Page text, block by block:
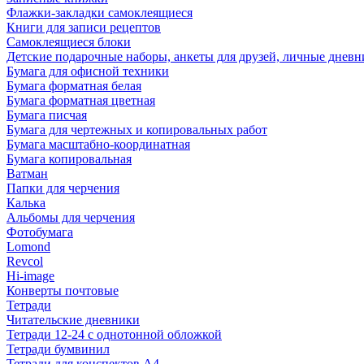
Флажки-закладки самоклеящиеся
Книги для записи рецептов
Самоклеящиеся блоки
Детские подарочные наборы, анкеты для друзей, личные
Бумага для офисной техники
Бумага форматная белая
Бумага форматная цветная
Бумага писчая
Бумага для чертежных и копировальных работ
Бумага масштабно-координатная
Бумага копировальная
Ватман
Папки для черчения
Калька
Альбомы для черчения
Фотобумага
Lomond
Revcol
Hi-image
Конверты почтовые
Тетради
Читательские дневники
Тетради 12-24 с однотонной обложкой
Тетради бумвинил